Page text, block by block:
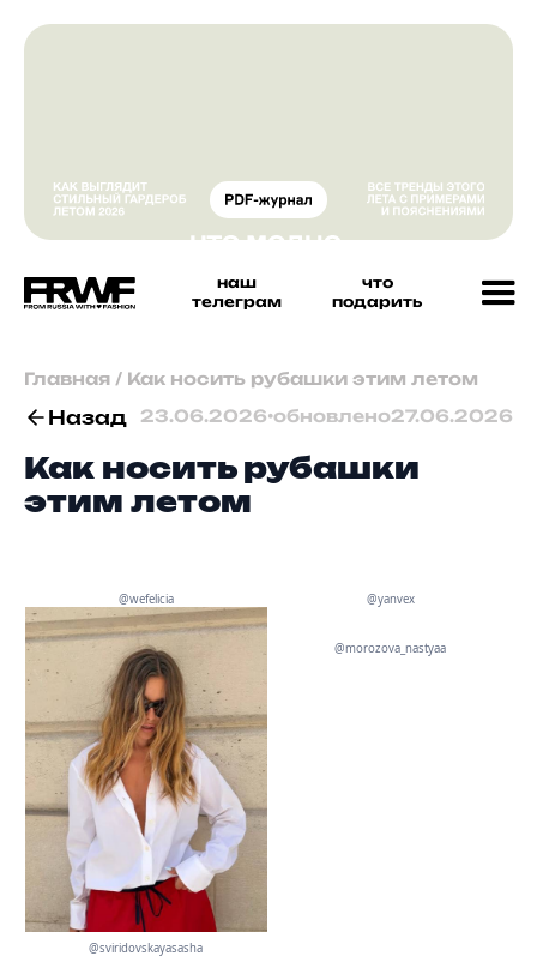
наш
телеграм
что
подарить
Главная / Как носить рубашки этим летом
Назад 23.06.2026•обновлено27.06.2026
Как носить рубашки
этим летом
@wefelicia @yanvex
@sviridovskayasasha
@morozova_nastyaa